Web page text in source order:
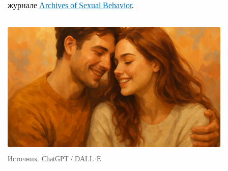
журнале Archives of Sexual Behavior.
Источник: ChatGPT / DALL·E